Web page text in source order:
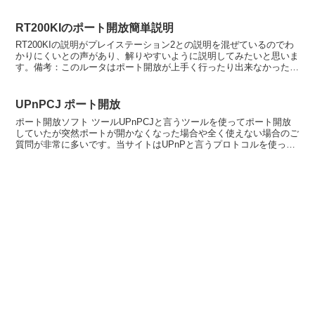
RT200KIのポート開放簡単説明
RT200KIの説明がプレイステーション2との説明を混ぜているのでわ
かりにくいとの声があり、解りやすいように説明してみたいと思いま
す。備考：このルータはポート開放が上手く行ったり出来なかったり
UPnPCJ ポート開放
ポート開放ソフト ツールUPnPCJと言うツールを使ってポート開放
していたが突然ポートが開かなくなった場合や全く使えない場合のご
質問が非常に多いです。当サイトはUPnPと言うプロトコルを使って